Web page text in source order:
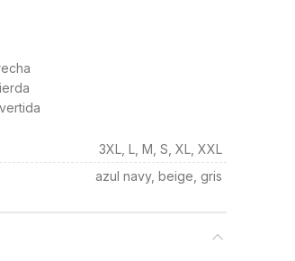
3XL, L, M, S, XL, XXL
azul navy, beige, gris